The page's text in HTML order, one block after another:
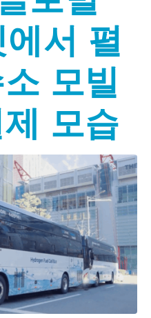
서 펼
모빌
모습